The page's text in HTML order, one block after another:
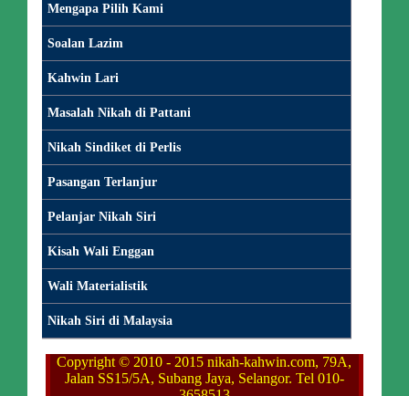
Mengapa Pilih Kami
Soalan Lazim
Kahwin Lari
Masalah Nikah di Pattani
Nikah Sindiket di Perlis
Pasangan Terlanjur
Pelanjar Nikah Siri
Kisah Wali Enggan
Wali Materialistik
Nikah Siri di Malaysia
Copyright © 2010 - 2015 nikah-kahwin.com, 79A,
Jalan SS15/5A, Subang Jaya, Selangor. Tel 010-